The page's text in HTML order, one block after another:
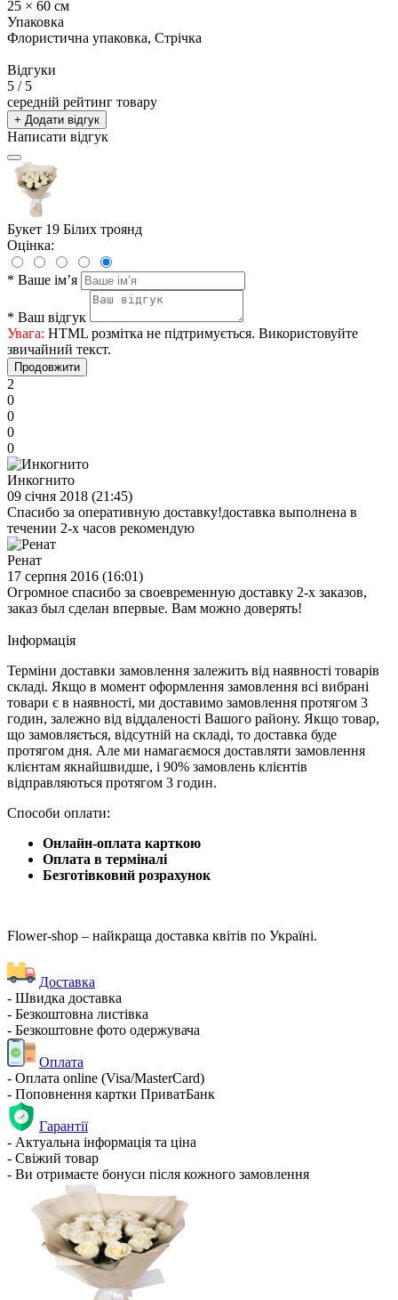
25 × 60 см
Упаковка
Флористична упаковка, Стрічка
Відгуки
5 / 5
середній рейтинг товару
+ Додати відгук
Написати відгук
Букет 19 Білих троянд
Оцінка:
* Ваше ім’я
* Ваш відгук
Увага: HTML розмітка не підтримується. Використовуйте
звичайний текст.
Продовжити
2
0
0
0
0
Инкогнито
09 cічня 2018 (21:45)
Спасибо за оперативную доставку!доставка выполнена в
течении 2-х часов рекомендую
Ренат
17 серпня 2016 (16:01)
Огромное спасибо за своевременную доставку 2-х заказов,
заказ был сделан впервые. Вам можно доверять!
Iнформація
Терміни доставки замовлення залежить від наявності товарів
складі. Якщо в момент оформлення замовлення всі вибрані
товари є в наявності, ми доставимо замовлення протягом 3
годин, залежно від віддаленості Вашого району. Якщо товар,
що замовляється, відсутній на складі, то доставка буде
протягом дня. Але ми намагаємося доставляти замовлення
клієнтам якнайшвидше, і 90% замовлень клієнтів
відправляються протягом 3 годин.
Способи оплати:
Онлайн-оплата карткою
Оплата в терміналі
Безготівковий розрахунок
Flower-shop – найкраща доставка квітів по Україні.
Доставка
- Швидка доставка
- Безкоштовна листівка
- Безкоштовне фото одержувача
Оплата
- Оплата online (Visa/MasterCard)
- Поповнення картки ПриватБанк
Гарантії
- Актуальна інформація та ціна
- Свіжий товар
- Ви отримаєте бонуси після кожного замовлення